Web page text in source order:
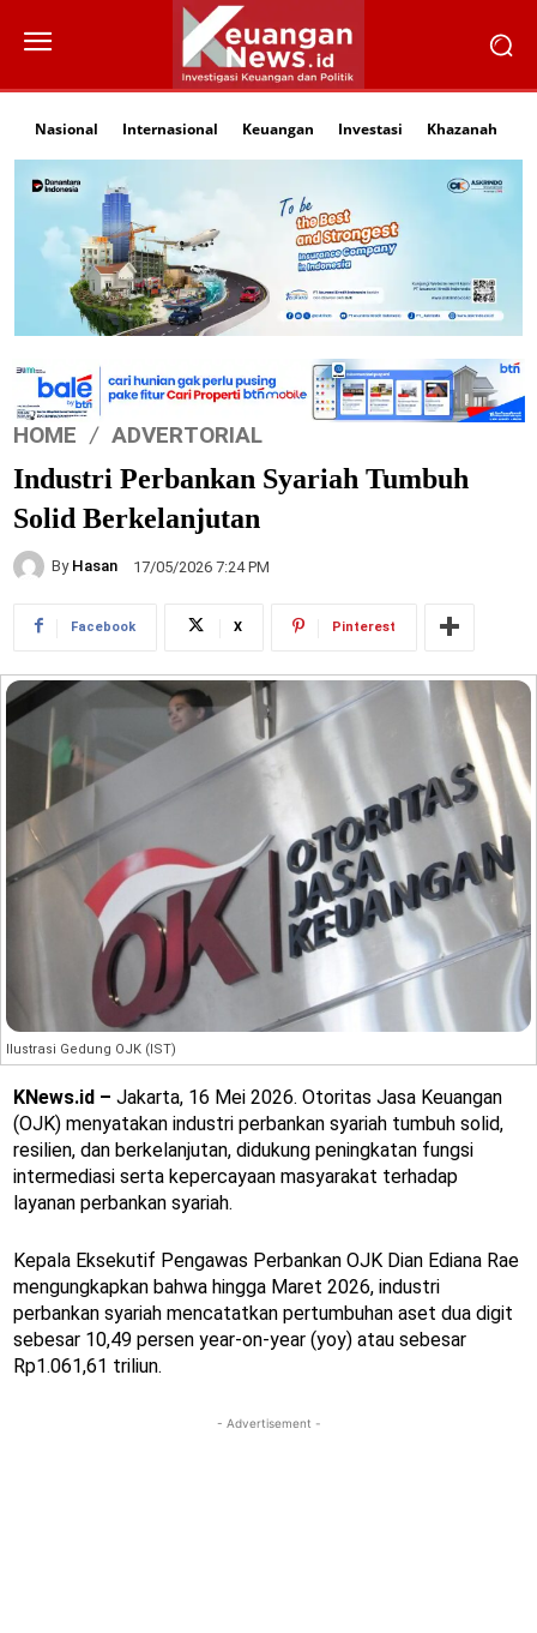
Nasional Internasional Keuangan Investasi Khazanah
HOME ADVERTORIAL
Industri Perbankan Syariah Tumbuh
Solid Berkelanjutan
By Hasan 17/05/2026 7:24 PM
Facebook X Pinterest
Ilustrasi Gedung OJK (IST)
KNews.id – Jakarta, 16 Mei 2026. Otoritas Jasa Keuangan
(OJK) menyatakan industri perbankan syariah tumbuh solid,
resilien, dan berkelanjutan, didukung peningkatan fungsi
intermediasi serta kepercayaan masyarakat terhadap
layanan perbankan syariah.
Kepala Eksekutif Pengawas Perbankan OJK Dian Ediana Rae
mengungkapkan bahwa hingga Maret 2026, industri
perbankan syariah mencatatkan pertumbuhan aset dua digit
sebesar 10,49 persen year-on-year (yoy) atau sebesar
Rp1.061,61 triliun.
- Advertisement -